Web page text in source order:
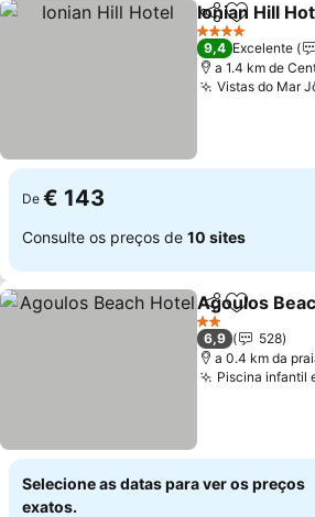
Partilhar
Ionian Hill
4 Estrelas
9,4 Excelente
a 1.4 km de
Vistas do Mar
De € 143
Consulte os preços de 10 sites
Partilhar
Agoulos
2 Estrelas
6,9
528
a 0.4 km da
Piscina infantil
Selecione as datas para ver os preços
exatos.